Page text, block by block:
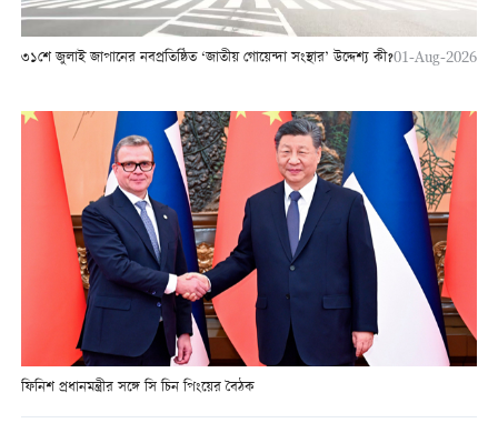
৩১শে জুলাই জাপানের নবপ্রতিষ্ঠিত ‘জাতীয় গোয়েন্দা সংস্থার’ উদ্দেশ্য কী?01-Aug-2026
ফিনিশ প্রধানমন্ত্রীর সঙ্গে সি চিন পিংয়ের বৈঠক